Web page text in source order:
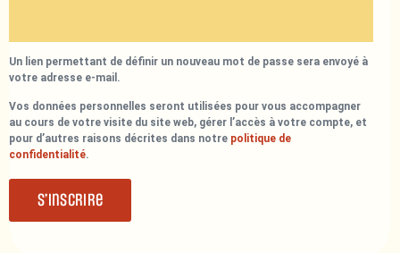
Un lien permettant de définir un nouveau mot de passe sera envoyé à
votre adresse e-mail.
Vos données personnelles seront utilisées pour vous accompagner
au cours de votre visite du site web, gérer l’accès à votre compte, et
pour d’autres raisons décrites dans notre politique de
confidentialité.
S’inscrire